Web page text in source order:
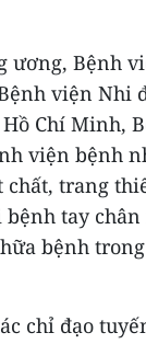
ương, Bệnh
viện Nhi
Chí Minh,
viện bệnh
trang
tay
bệnh
chỉ đạo